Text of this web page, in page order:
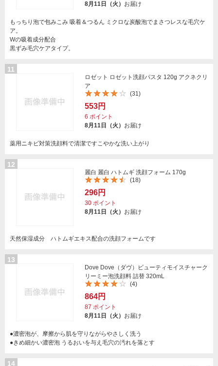
8月11日（火） お届け
もっちり泡で包みこみ 吸着＆つるん ミクロな炭酸泡でまさつレスな毛穴ケ
ア。
Wの吸着成分配合
黒ずみ毛穴ケアタイプ。
11
ロゼット ロゼット洗顔パスタ 120g アクネクリ
ア
(31)
553円
6 ポイント
8月11日（火） お届け
薬用ニキビ対策洗顔料で清潔ですこやかな洗い上がり
12
麗白 麗白 ハトムギ 洗顔フォーム 170g
(18)
296円
30 ポイント
8月11日（火） お届け
天然保湿成分 ハトムギエキス配合の洗顔フォームです
13
Dove Dove（ダヴ）ビューティモイスチャーク
リーミー泡洗顔料 詰替 320mL
(4)
864円
87 ポイント
8月11日（火） お届け
●濃密泡が、摩擦から肌を守りながらやさしく洗う
●きめ細かい濃密泡 うるおいを与え毛穴の汚れを落とす
14